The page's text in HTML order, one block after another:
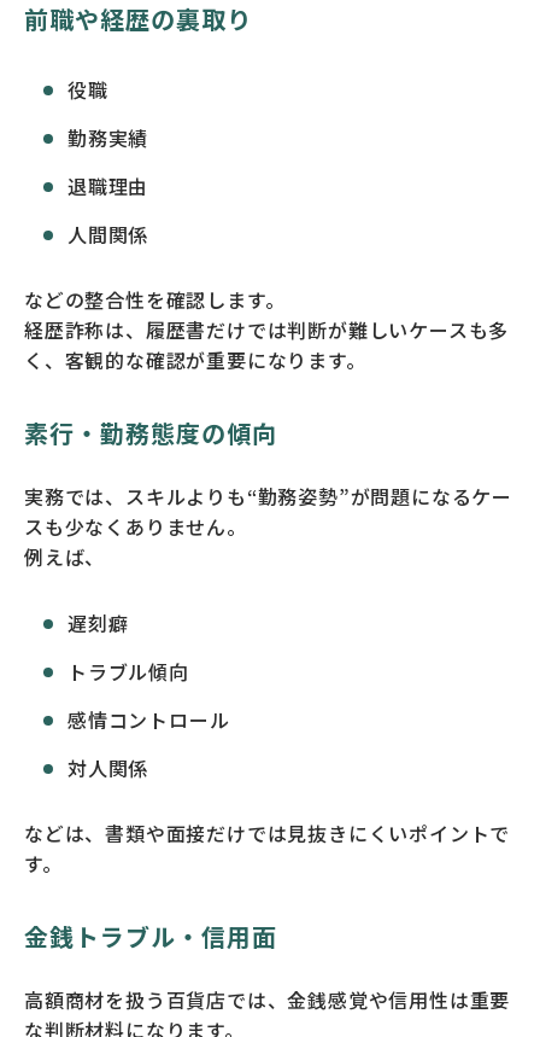
前職や経歴の裏取り
役職
勤務実績
退職理由
人間関係
などの整合性を確認します。
経歴詐称は、履歴書だけでは判断が難しいケースも多
く、客観的な確認が重要になります。
素行・勤務態度の傾向
実務では、スキルよりも“勤務姿勢”が問題になるケー
スも少なくありません。
例えば、
遅刻癖
トラブル傾向
感情コントロール
対人関係
などは、書類や面接だけでは見抜きにくいポイントで
す。
金銭トラブル・信用面
高額商材を扱う百貨店では、金銭感覚や信用性は重要
な判断材料になります。